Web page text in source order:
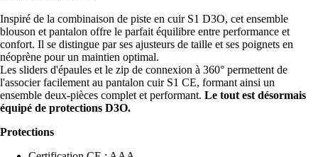
Inspiré de la combinaison de piste en cuir S1 D3O, cet ensemble
blouson et pantalon offre le parfait équilibre entre performance et
confort. Il se distingue par ses ajusteurs de taille et ses poignets en
néoprène pour un maintien optimal.
Les sliders d'épaules et le zip de connexion à 360° permettent de
l'associer facilement au pantalon cuir S1 CE, formant ainsi un
ensemble deux-pièces complet et performant. Le tout est désormais
équipé de protections D3O.
Protections